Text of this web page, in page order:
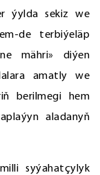
ýylda sekiz we
de terbiýeläp
mähri» diýen
amatly we
berilmegi hem
aladanyň
syýahatçylyk